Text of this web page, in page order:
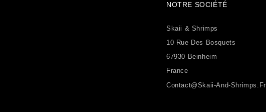
NOTRE SOCIÉTÉ
Skaii & Shrimps
10 Rue Des Bosquets
67930 Beinheim
France
Contact@skaii-And-Shrimps.fr